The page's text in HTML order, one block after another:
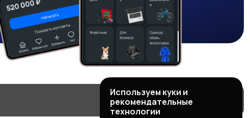
Используем куки и
рекомендательные
технологии